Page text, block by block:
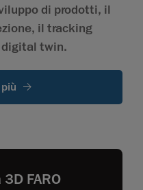
di prodotti, il
il tracking
digital twin.
FARO